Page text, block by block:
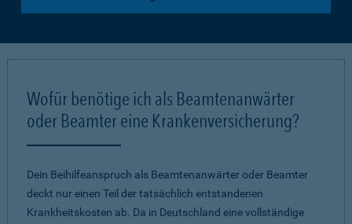
Wofür benötige ich als Beamtenanwärter
oder Beamter eine Krankenversicherung?
Dein Beihilfeanspruch als Beamtenanwärter oder Beamter
deckt nur einen Teil der tatsächlich entstandenen
Krankheitskosten ab. Da in Deutschland eine vollständige